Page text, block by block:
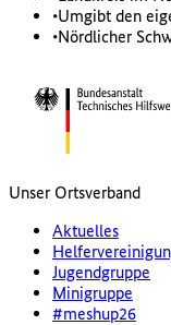
•Umgibt den
•Nördlicher
Unser Ortsverband
Aktuelles
Jugendgruppe
Minigruppe
#meshup26